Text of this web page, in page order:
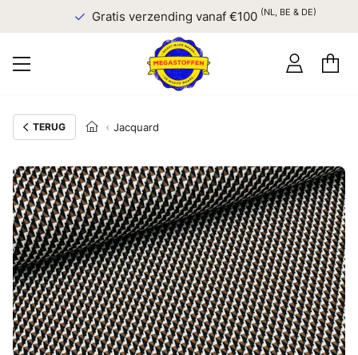
Gratis verzending vanaf €100(NL, BE & DE)
TERUG Jacquard